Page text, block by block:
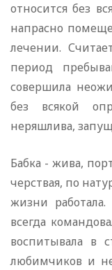
относится без
напрасно
лечении.
период
совершила
без всякой
неряшлива,
Бабка - жива,
черствая, по
жизни
всегда
воспитывала в
любимчиков и